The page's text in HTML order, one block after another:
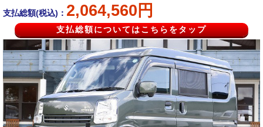
支払総額(税込)： 2,064,560円
支払総額についてはこちらをタップ